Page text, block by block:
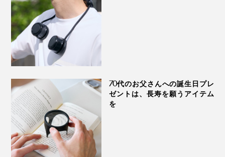
70代のお父さんへの誕生日プレ
ゼントは、長寿を願うアイテム
を